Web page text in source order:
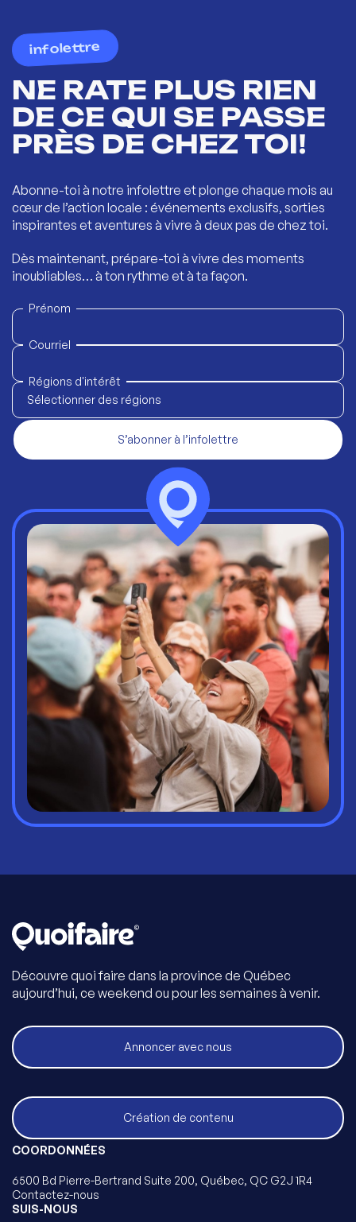
infolettre
NE RATE PLUS RIEN
DE CE QUI SE PASSE
PRÈS DE CHEZ TOI!
Abonne-toi à notre infolettre et plonge chaque mois au
cœur de l’action locale : événements exclusifs, sorties
inspirantes et aventures à vivre à deux pas de chez toi.
Dès maintenant, prépare-toi à vivre des moments
inoubliables… à ton rythme et à ta façon.
Prénom
Courriel
Régions d'intérêt
Sélectionner des régions
S’abonner à l’infolettre
Découvre quoi faire dans la province de Québec
aujourd’hui, ce weekend ou pour les semaines à venir.
Annoncer avec nous
Création de contenu
COORDONNÉES
6500 Bd Pierre-Bertrand Suite 200, Québec, QC G2J 1R4
Contactez-nous
SUIS-NOUS